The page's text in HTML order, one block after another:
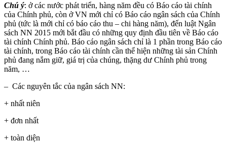
Chú ý: ở các nước phát triển, hàng năm đều có Báo cáo tài chính
của Chính phủ, còn ở VN mới chỉ có Báo cáo ngân sách của Chính
phủ (tức là mới chỉ có báo cáo thu – chi hàng năm), đến luật Ngân
sách NN 2015 mới bắt đầu có những quy định đầu tiên về Báo cáo
tài chính Chính phủ. Báo cáo ngân sách chỉ là 1 phần trong Báo cáo
tài chính, trong Báo cáo tài chính cần thể hiện những tài sản Chính
phủ đang nắm giữ, giá trị của chúng, thặng dư Chính phủ trong
năm, …
– Các nguyên tắc của ngân sách NN:
+ nhất niên
+ đơn nhất
+ toàn diện